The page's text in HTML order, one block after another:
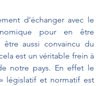
d’échanger avec le
pour en être
être aussi convaincu du
est un véritable frein à
notre pays. En effet le
législatif et normatif est